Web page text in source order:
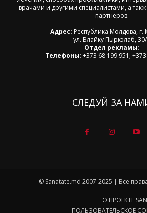
врачами и другими специалистами, а
партнеров.
Адрес: Республика Молдова,
ул. Влайку Пыркэлаб, 30/
Отдел рекламы:
Телефоны: +373 68 199 951;
СЛЕДУЙ ЗА
© Sanatate.md 2007-2025 | Все
О ПРОЕКТЕ
ПОЛЬЗОВАТЕЛЬСКОЕ